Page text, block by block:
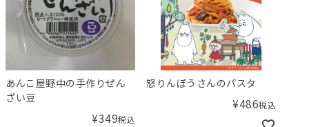
あんこ屋野中の手作りぜん
ざい豆
¥349税込
怒りんぼうさんのパスタ
¥486税込